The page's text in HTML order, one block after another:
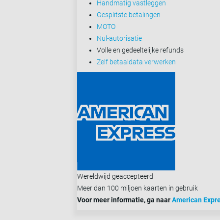
Handmatig vastleggen
Gesplitste betalingen
MOTO
Nul-autorisatie
Volle en gedeeltelijke refunds
Zelf betaaldata verwerken
Wereldwijd geaccepteerd
Meer dan 100 miljoen kaarten in gebruik
Voor meer informatie, ga naarAmerican